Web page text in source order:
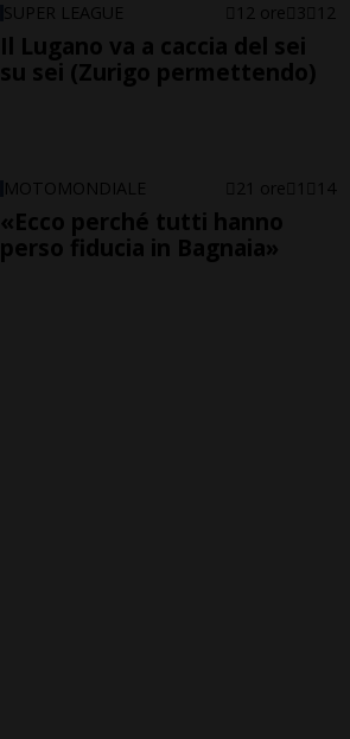
SUPER LEAGUE 12 ore 3 12
Il Lugano va a caccia del sei
su sei (Zurigo permettendo)
MOTOMONDIALE 21 ore 1 14
«Ecco perché tutti hanno
perso fiducia in Bagnaia»